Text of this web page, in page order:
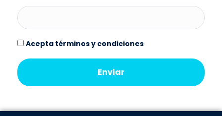
Acepta términos y condiciones
Enviar